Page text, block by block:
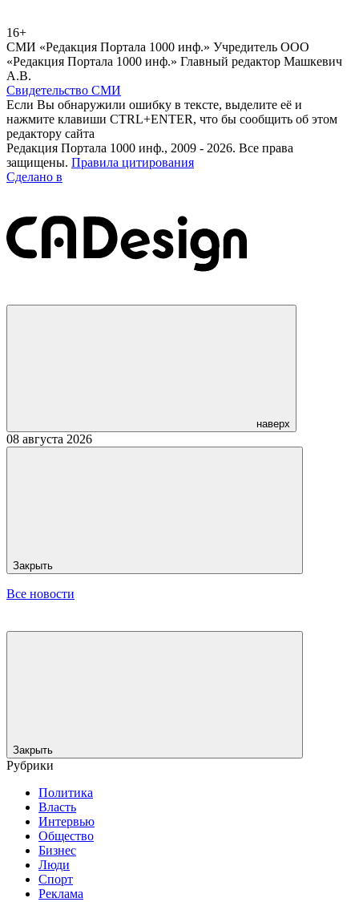
16+
СМИ «Редакция Портала 1000 инф.» Учредитель ООО
«Редакция Портала 1000 инф.» Главный редактор Машкевич
А.В.
Свидетельство СМИ
Если Вы обнаружили ошибку в тексте, выделите её и
нажмите клавиши CTRL+ENTER, что бы сообщить об этом
редактору сайта
Редакция Портала 1000 инф., 2009 - 2026. Все права
защищены. Правила цитирования
Сделано в
наверх
08 августа 2026
Закрыть
Все новости
Закрыть
Рубрики
Политика
Власть
Интервью
Общество
Бизнес
Люди
Спорт
Реклама